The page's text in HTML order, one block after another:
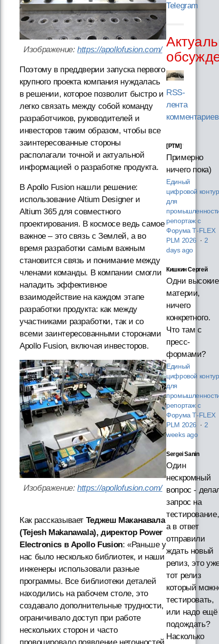
Изображение:https://apollofusion.com/
Поэтому в преддверии запуска первого
крупного проекта компания нуждалась
в решении, которое позволит быстро и
легко связать между собой команду
разработчиков, руководителей и
инвесторов таким образом, чтобы все
заинтересованные стороны
располагали точной и актуальной
информацией о разработке продукта.
В Apollo Fusion нашли решение:
использование Altium Designer и
Altium 365 для совместного
проектирования. В космосе ведь самое
важное – это связь с Землей, а во
время разработки самым важным
становится связь и понимание между
членами команды. В компании смогли
наладить эффективное
взаимодействие на каждом этапе
разработки продукта: как между
участниками разработки, так и со
всеми заинтересованными сторонами
Apollo Fusion, включая инвесторов.
Изображение:https://apollofusion.com/
Как рассказывает Теджеш Маканавала
(Tejesh Makanawala), директор Power
Electronics в Apollo Fusion: «Раньше у
нас было несколько библиотек, и наши
инженеры использовали разные
программы. Все библиотеки деталей
находились на рабочем столе, это
создавало дополнительные трудности,
ограничивало доступ при работе
нескольких сторон и часто
Telegram
RSS-
лента
комментариев
[PTM]
Примерно
ничего пока)
Единый
цифровой контур
для
репортаж с
Форума T‑FLEX
PLM 2026 · 2
days ago
Кишкин Сергей
Одни высокие
материи,
ничего
конкретного.
Что там с
пресс-
формами?
Единый
цифровой контур
для
репортаж с
Форума T‑FLEX
PLM 2026 · 2
weeks ago
Sergei Sanin
Один
нескромный
вопрос -
запрос на
тестирование,
а в ответ
отправили
ждать новый
релиз, это
тот релиз
который
тестировать,
или надо ещё
подождать?
Насколько